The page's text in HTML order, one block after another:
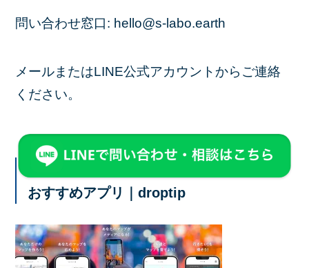
問い合わせ窓口: hello@s-labo.earth
メールまたはLINE公式アカウントからご連絡
ください。
おすすめアプリ｜droptip